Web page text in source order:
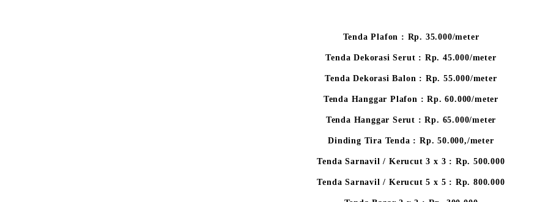
Tenda Plafon : Rp. 35.000/meter
Tenda Dekorasi Serut : Rp. 45.000/meter
Tenda Dekorasi Balon : Rp. 55.000/meter
Tenda Hanggar Plafon : Rp. 60.000/meter
Tenda Hanggar Serut : Rp. 65.000/meter
Dinding Tira Tenda : Rp. 50.000,/meter
Tenda Sarnavil / Kerucut 3 x 3 : Rp. 500.000
Tenda Sarnavil / Kerucut 5 x 5 : Rp. 800.000